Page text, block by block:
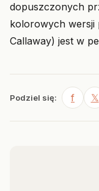
dopuszczonych
kolorowych wersji
Callaway) jest w
Podziel się: f 𝕏